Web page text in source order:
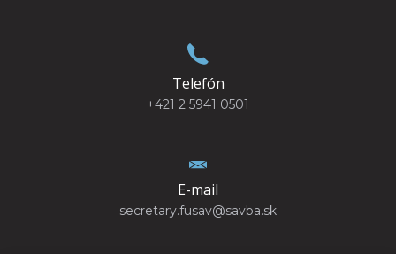
Telefón
+421 2 5941 0501
E-mail
secretary.fusav@savba.sk